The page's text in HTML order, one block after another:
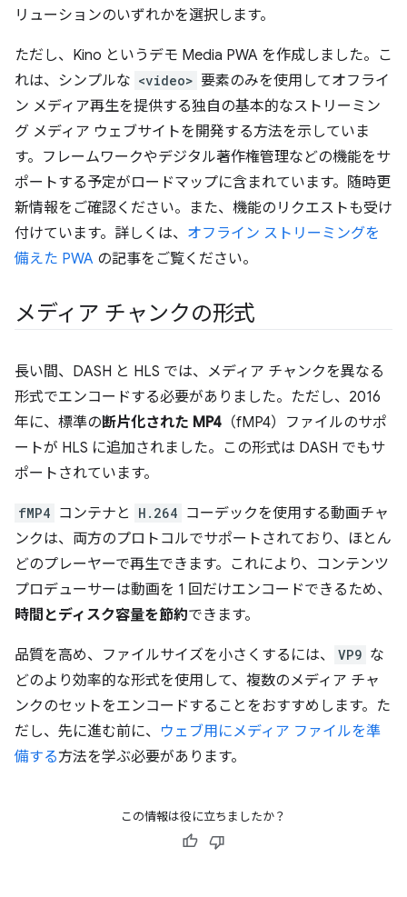
リューションのいずれかを選択します。
ただし、Kino というデモ Media PWA を作成しました。こ
れは、シンプルな <video> 要素のみを使用してオフライ
ン メディア再生を提供する独自の基本的なストリーミン
グ メディア ウェブサイトを開発する方法を示していま
す。フレームワークやデジタル著作権管理などの機能をサ
ポートする予定がロードマップに含まれています。随時更
新情報をご確認ください。また、機能のリクエストも受け
付けています。詳しくは、 オフライン ストリーミングを
備えた PWA の記事をご覧ください。
メディア チャンクの形式
長い間、DASH と HLS では、メディア チャンクを異なる
形式でエンコードする必要がありました。ただし、2016
年に、標準の断片化された MP4 （fMP4）ファイルのサポ
ートが HLS に追加されました。この形式は DASH でもサ
ポートされています。
fMP4 コンテナと H.264 コーデックを使用する動画チャ
ンクは、両方のプロトコルでサポートされており、ほとん
どのプレーヤーで再生できます。これにより、コンテンツ
プロデューサーは動画を 1 回だけエンコードできるため、
時間とディスク容量を節約できます。
品質を高め、ファイルサイズを小さくするには、 VP9 な
どのより効率的な形式を使用して、複数のメディア チャ
ンクのセットをエンコードすることをおすすめします。た
だし、先に進む前に、 ウェブ用にメディア ファイルを準
備する方法を学ぶ必要があります。
この情報は役に立ちましたか？